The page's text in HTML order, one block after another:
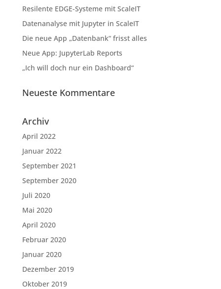
Resilente EDGE-Systeme mit ScaleIT
Datenanalyse mit Jupyter in ScaleIT
Die neue App „Datenbank“ frisst alles
Neue App: JupyterLab Reports
„Ich will doch nur ein Dashboard“
Neueste Kommentare
Archiv
April 2022
Januar 2022
September 2021
September 2020
Juli 2020
Mai 2020
April 2020
Februar 2020
Januar 2020
Dezember 2019
Oktober 2019